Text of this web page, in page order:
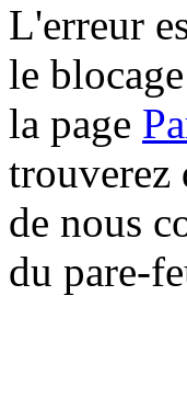
L'erreur
le
la page
trouverez
de nous
du pare-